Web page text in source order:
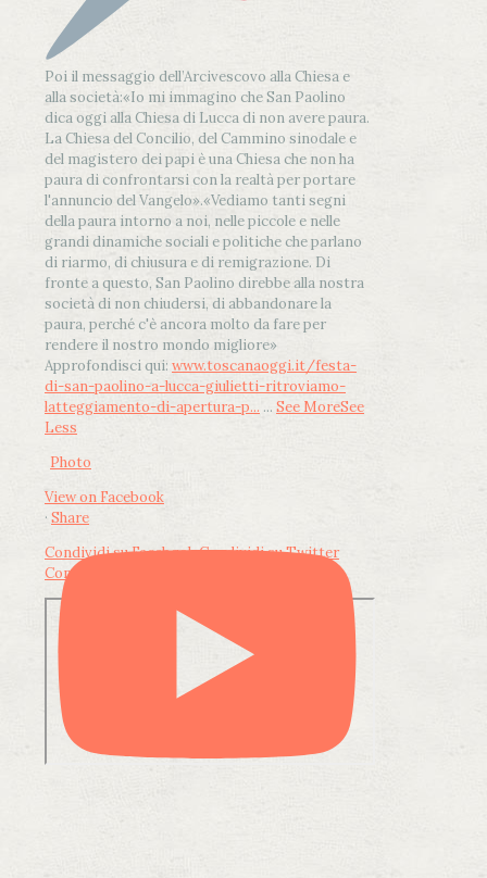
Poi il messaggio dell’Arcivescovo alla Chiesa e
alla società:«Io mi immagino che San Paolino
dica oggi alla Chiesa di Lucca di non avere paura.
La Chiesa del Concilio, del Cammino sinodale e
del magistero dei papi è una Chiesa che non ha
paura di confrontarsi con la realtà per portare
l'annuncio del Vangelo».«Vediamo tanti segni
della paura intorno a noi, nelle piccole e nelle
grandi dinamiche sociali e politiche che parlano
di riarmo, di chiusura e di remigrazione. Di
fronte a questo, San Paolino direbbe alla nostra
società di non chiudersi, di abbandonare la
paura, perché c'è ancora molto da fare per
rendere il nostro mondo migliore»
Approfondisci qui: www.toscanaoggi.it/festa-
di-san-paolino-a-lucca-giulietti-ritroviamo-
latteggiamento-di-apertura-p... ... See MoreSee
Less
Photo
View on Facebook
· Share
Condividi su FacebookCondividi su Twitter
Condividi su LinkedIn